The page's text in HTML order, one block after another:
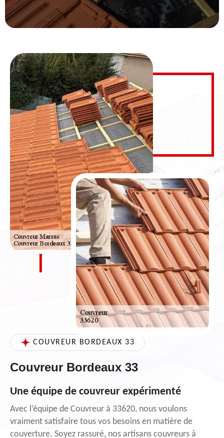
COUVREUR BORDEAUX 33
Couvreur Bordeaux 33
Une équipe de couvreur expérimenté
Avec l’équipe de Couvreur à 33620, nous voulons
vraiment satisfaire tous vos besoins en matière de
couverture. Soyez rassuré, nos artisans couvreurs à